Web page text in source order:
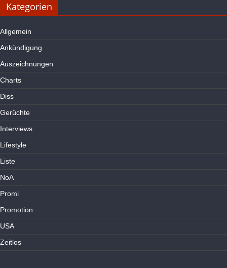
Kategorien
Allgemein
Ankündigung
Auszeichnungen
Charts
Diss
Gerüchte
Interviews
Lifestyle
Liste
NoA
Promi
Promotion
USA
Zeitlos